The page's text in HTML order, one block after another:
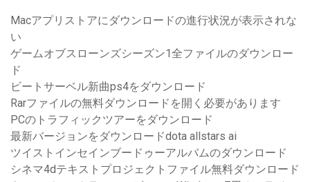
Macアプリストアにダウンロードの進行状況が表示されな
い
ゲームオブスローンズシーズン1全ファイルのダウンロー
ド
ビートサーベル新曲ps4をダウンロード
Rarファイルの無料ダウンロードを開く必要があります
PCのトラフィックツアーをダウンロード
最新バージョンをダウンロードdota allstars ai
ツイストインセインブードゥーアルバムのダウンロード
シネマ4dテキストプロジェクトファイル無料ダウンロード